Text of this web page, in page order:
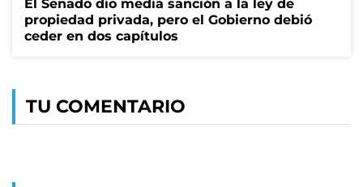
El Senado dio media sanción a la ley de
propiedad privada, pero el Gobierno debió
ceder en dos capítulos
TU COMENTARIO